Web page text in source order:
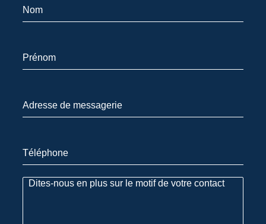
Nom
Prénom
Adresse de messagerie
Téléphone